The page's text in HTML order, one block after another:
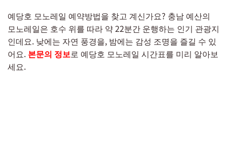
예당호 모노레일 예약방법을 찾고 계신가요? 충남 예산의
모노레일은 호수 위를 따라 약 22분간 운행하는 인기 관광지
인데요. 낮에는 자연 풍경을, 밤에는 감성 조명을 즐길 수 있
어요. 본문의 정보로 예당호 모노레일 시간표를 미리 알아보
세요.